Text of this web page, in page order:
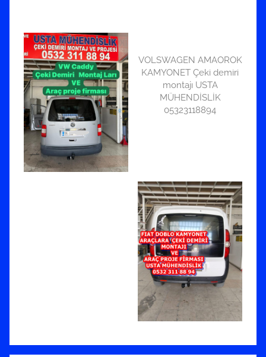
VOLSWAGEN AMAOROK
KAMYONET Çeki demiri
montajı USTA
MÜHENDİSLİK
05323118894